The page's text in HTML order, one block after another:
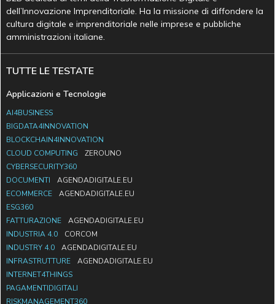
dell’Innovazione Imprenditoriale. Ha la missione di diffondere la
cultura digitale e imprenditoriale nelle imprese e pubbliche
amministrazioni italiane.
TUTTE LE TESTATE
Applicazioni e Tecnologie
AI4BUSINESS
BIGDATA4INNOVATION
BLOCKCHAIN4INNOVATION
CLOUD COMPUTING
ZEROUNO
CYBERSECURITY360
DOCUMENTI
AGENDADIGITALE.EU
ECOMMERCE
AGENDADIGITALE.EU
ESG360
FATTURAZIONE
AGENDADIGITALE.EU
INDUSTRIA 4.0
CORCOM
INDUSTRY 4.0
AGENDADIGITALE.EU
INFRASTRUTTURE
AGENDADIGITALE.EU
INTERNET4THINGS
PAGAMENTIDIGITALI
RISKMANAGEMENT360